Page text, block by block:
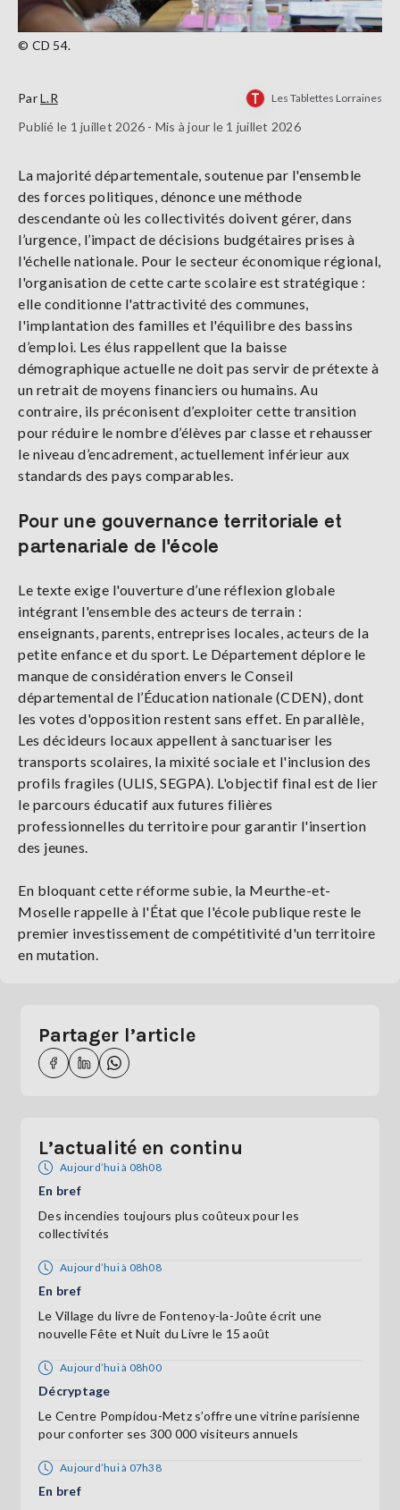
© CD 54.
ParL.R Les Tablettes Lorraines
Publié le 1 juillet 2026 - Mis à jour le 1 juillet 2026
La majorité départementale, soutenue par l'ensemble
des forces politiques, dénonce une méthode
descendante où les collectivités doivent gérer, dans
l’urgence, l’impact de décisions budgétaires prises à
l'échelle nationale. Pour le secteur économique régional,
l'organisation de cette carte scolaire est stratégique :
elle conditionne l'attractivité des communes,
l'implantation des familles et l'équilibre des bassins
d’emploi. Les élus rappellent que la baisse
démographique actuelle ne doit pas servir de prétexte à
un retrait de moyens financiers ou humains. Au
contraire, ils préconisent d’exploiter cette transition
pour réduire le nombre d’élèves par classe et rehausser
le niveau d’encadrement, actuellement inférieur aux
standards des pays comparables.
Pour une gouvernance territoriale et
partenariale de l'école
Le texte exige l'ouverture d’une réflexion globale
intégrant l'ensemble des acteurs de terrain :
enseignants, parents, entreprises locales, acteurs de la
petite enfance et du sport. Le Département déplore le
manque de considération envers le Conseil
départemental de l’Éducation nationale (CDEN), dont
les votes d'opposition restent sans effet. En parallèle,
Les décideurs locaux appellent à sanctuariser les
transports scolaires, la mixité sociale et l'inclusion des
profils fragiles (ULIS, SEGPA). L'objectif final est de lier
le parcours éducatif aux futures filières
professionnelles du territoire pour garantir l'insertion
des jeunes.
En bloquant cette réforme subie, la Meurthe-et-
Moselle rappelle à l'État que l'école publique reste le
premier investissement de compétitivité d'un territoire
en mutation.
Partager l’article
L’actualité en continu
Aujourd’hui à 08h08
En bref
Des incendies toujours plus coûteux pour les
collectivités
Aujourd’hui à 08h08
En bref
Le Village du livre de Fontenoy-la-Joûte écrit une
nouvelle Fête et Nuit du Livre le 15 août
Aujourd’hui à 08h00
Décryptage
Le Centre Pompidou-Metz s’offre une vitrine parisienne
pour conforter ses 300 000 visiteurs annuels
Aujourd’hui à 07h38
En bref